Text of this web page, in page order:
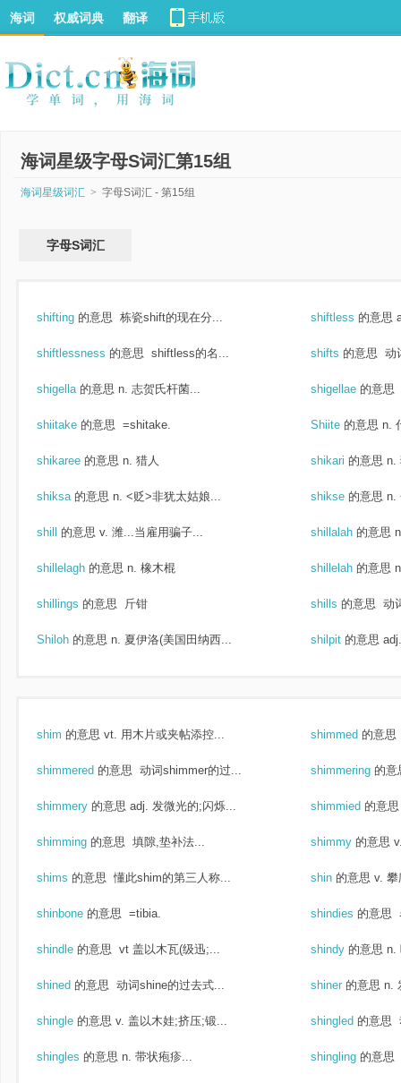
海词 权威词典 翻译
海词星级字母S词汇第15组
海词星级词汇 > 字母S词汇 - 第15组
字母S词汇
shifting 的意思 栋瓷shift的现在分... shiftless 的意思
shiftlessness 的意思 shiftless的名... shifts 的意思 动
shigella 的意思 n. 志贺氏杆菌... shigellae 的意思
shiitake 的意思 =shitake. Shiite 的意思 n.
shikaree 的意思 n. 猎人 shikari 的意思 n.
shiksa 的意思 n. <贬>非犹太姑娘... shikse 的意思 n.
shill 的意思 v. 潍...当雇用骗子... shillalah 的意思
shillelagh 的意思 n. 橡木棍 shillelah 的意思
shillings 的意思 斤钳 shills 的意思 动
Shiloh 的意思 n. 夏伊洛(美国田纳西... shilpit 的意思
shim 的意思 vt. 用木片或夹帖添控... shimmed 的意思
shimmered 的意思 动词shimmer的过... shimmering 的意
shimmery 的意思 adj. 发微光的;闪烁... shimmied 的意思
shimming 的意思 填隙,垫补法... shimmy 的意思
shims 的意思 懂此shim的第三人称... shin 的意思 v.
shinbone 的意思 =tibia. shindies 的意思
shindle 的意思 vt 盖以木瓦(级迅;... shindy 的意思 n.
shined 的意思 动词shine的过去式... shiner 的意思 n.
shingle 的意思 v. 盖以木娃;挤压;锻... shingled 的意思
shingles 的意思 n. 带状疱疹... shingling 的意思